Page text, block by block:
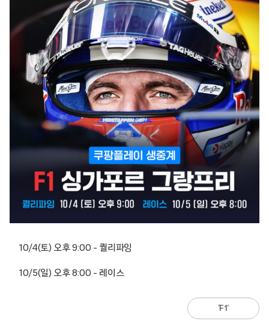
10/4(토) 오후 9:00 – 퀄리파잉
10/5(일) 오후 8:00 – 레이스
‘F1’